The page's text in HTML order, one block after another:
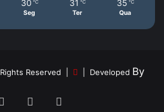
30 ℃
Seg
31 ℃
Ter
35 ℃
Qua
Reserved | | Developed By
FacebookYouTube